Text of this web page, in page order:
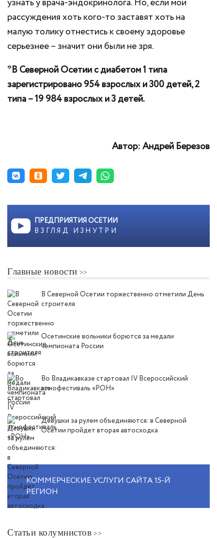
узнать у врача-эндокринолога. Но, если мои
рассуждения хоть кого-то заставят хоть на
малую толику отнестись к своему здоровье
серьезнее – значит они были не зря.
*В Северной Осетии с диабетом 1 типа
зарегистрировано 954 взрослых и 300 детей, 2
типа – 19 984 взрослых и 3 детей.
Автор: Андрей Березов
ПРЕДПРИЯТИЯ ОСЕТИИ
ВЗГЛЯД ИЗНУТРИ
Главные новости
В Северной Осетии торжественно отметили День
строителя
Осетинские вольники борются за медали
чемпионата России
Во Владикавказе стартовал IV Всероссийский
этнофестиваль «РОН»
Девушки за рулем объединяются: в Северной
Осетии пройдет вторая автосходка
КОММЕРЧЕСКИЕ УСЛУГИ САЙТА 15-Й
РЕГИОН
Статьи колумнистов